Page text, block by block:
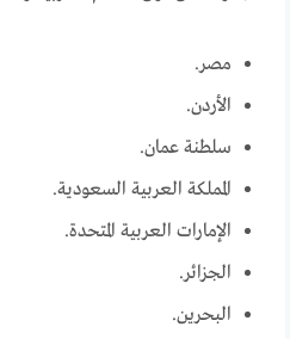
مصر.
الأردن.
سلطنة عمان.
المملكة العربية السعودية.
الإمارات العربية المتحدة.
الجزائر.
البحرين.